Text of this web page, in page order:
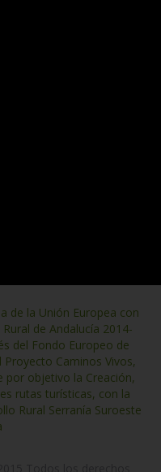
de la Unión Europea con
de Andalucía 2014-
del Fondo Europeo de
Proyecto Caminos Vivos,
por objetivo la Creación,
rutas turísticas, con la
Rural Serranía Suroeste